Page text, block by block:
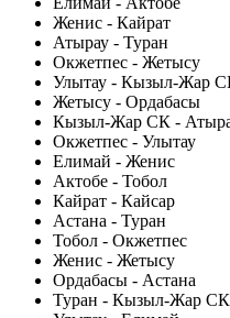
Женис - Кайрат
Атырау - Туран
Окжетпес - Жетысу
Улытау - Кызыл-Жар
Жетысу - Ордабасы
Кызыл-Жар СК -
Окжетпес - Улытау
Елимай - Женис
Актобе - Тобол
Кайрат - Кайсар
Астана - Туран
Тобол - Окжетпес
Женис - Жетысу
Ордабасы - Астана
Туран - Кызыл-Жар СК